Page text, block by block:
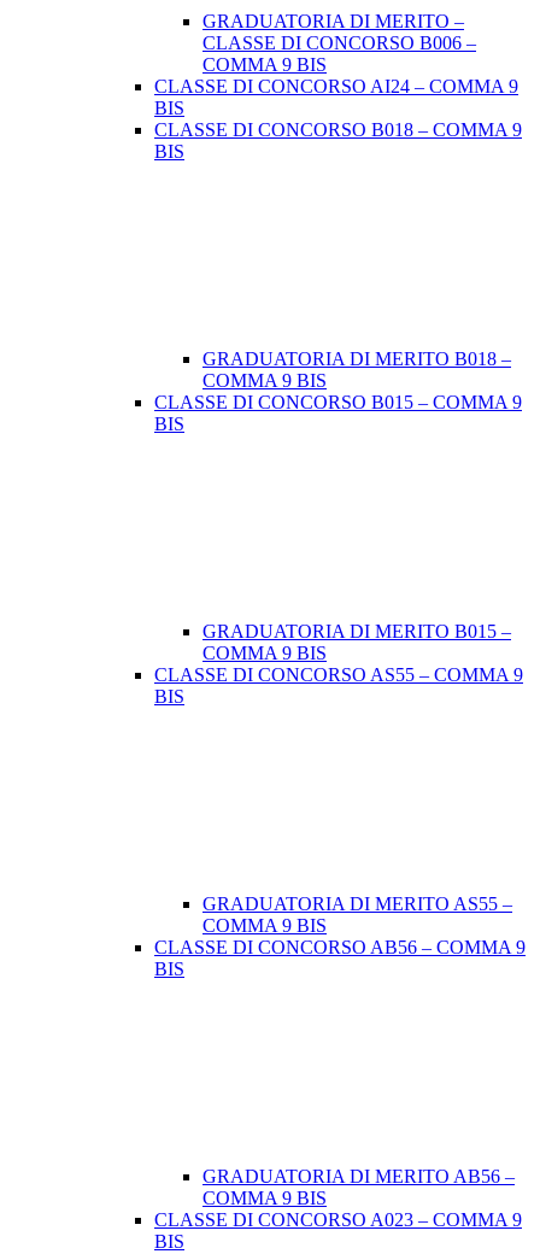
GRADUATORIA DI MERITO –
CLASSE DI CONCORSO B006 –
COMMA 9 BIS
CLASSE DI CONCORSO AI24 – COMMA 9
BIS
CLASSE DI CONCORSO B018 – COMMA 9
BIS
GRADUATORIA DI MERITO B018 –
COMMA 9 BIS
CLASSE DI CONCORSO B015 – COMMA 9
BIS
GRADUATORIA DI MERITO B015 –
COMMA 9 BIS
CLASSE DI CONCORSO AS55 – COMMA 9
BIS
GRADUATORIA DI MERITO AS55 –
COMMA 9 BIS
CLASSE DI CONCORSO AB56 – COMMA 9
BIS
GRADUATORIA DI MERITO AB56 –
COMMA 9 BIS
CLASSE DI CONCORSO A023 – COMMA 9
BIS